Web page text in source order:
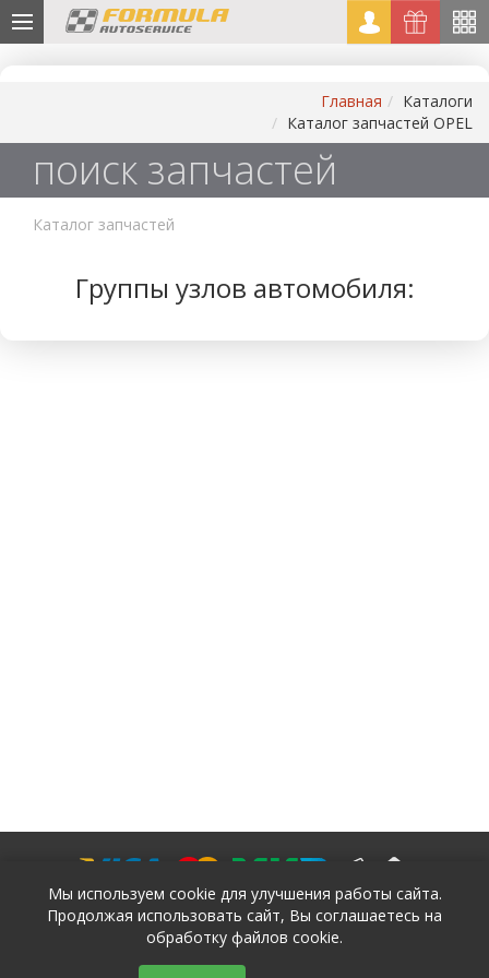
Главная
Каталоги
Каталог запчастей OPEL
поиск запчастей
Каталог запчастей
Группы узлов автомобиля:
Мы используем cookie для улучшения работы сайта.
Продолжая использовать сайт, Вы соглашаетесь на
обработку файлов cookie.